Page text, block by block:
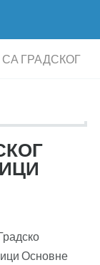
ГРАДСКОГ
Основне